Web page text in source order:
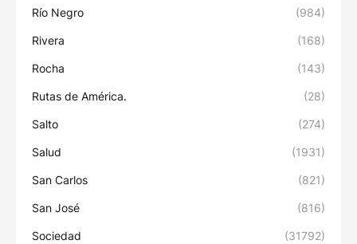
Río Negro (984)
Rivera (168)
Rocha (143)
Rutas de América. (28)
Salto (274)
Salud (1931)
San Carlos (821)
San José (816)
Sociedad (31792)